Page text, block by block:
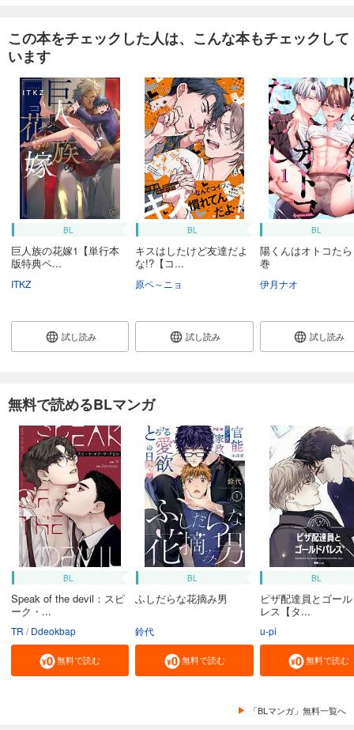
この本をチェックした人は、こんな本もチェックして
います
BL
巨人族の花嫁1【単行本
版特典ペ...
ITKZ
試し読み
BL
キスはしたけど友達だよ
な!?【コ...
原ペ～ニョ
試し読み
BL
陽くんはオトコた
巻
伊月ナオ
試し読み
無料で読めるBLマンガ
BL
Speak of the devil：スピ
ーク・...
TR Ddeokbap
無料で読む
BL
ふしだらな花摘み男
鈴代
無料で読む
BL
ピザ配達員とゴー
レス【タ...
u-pi
無料で読む
「BLマンガ」無料一覧へ